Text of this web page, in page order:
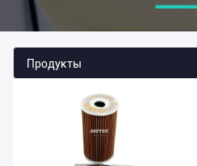
Продукты